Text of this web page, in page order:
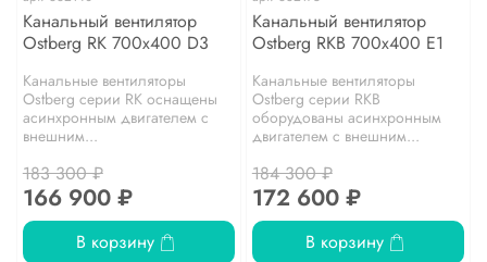
Канальный вентилятор
Ostberg RK 700x400 D3
Канальные вентиляторы
Ostberg серии RK оснащены
асинхронным двигателем с
внешним...
183 300 ₽
166 900 ₽
В корзину
Канальный вентилятор
Ostberg RKB 700x400 E1
Канальные вентиляторы
Ostberg серии RKB
оборудованы асинхронным
двигателем с внешним...
184 300 ₽
172 600 ₽
В корзину